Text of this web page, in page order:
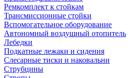
Ремкомплект к стойкам
Трансмиссионные стойки
Вспомогательное оборудование
Автономный воздушный отопитель
Лебедки
Подкатные лежаки и сидения
Слесарные тиски и наковальни
Струбцины